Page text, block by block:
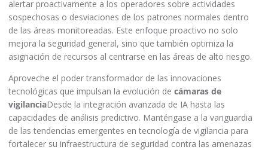
alertar proactivamente a los operadores sobre actividades
sospechosas o desviaciones de los patrones normales dentro
de las áreas monitoreadas. Este enfoque proactivo no solo
mejora la seguridad general, sino que también optimiza la
asignación de recursos al centrarse en las áreas de alto riesgo.
Aproveche el poder transformador de las innovaciones
tecnológicas que impulsan la evolución de cámaras de
vigilanciaDesde la integración avanzada de IA hasta las
capacidades de análisis predictivo. Manténgase a la vanguardia
de las tendencias emergentes en tecnología de vigilancia para
fortalecer su infraestructura de seguridad contra las amenazas